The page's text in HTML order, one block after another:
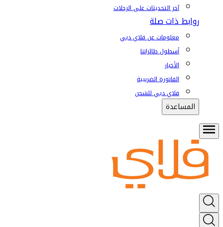
آخر التحديثات على الرحلات
روابط ذات صلة
معلومات عن فلاي دبي
أسطول طائراتنا
الأخبار
الفاتورة الضريبية
فلاي دبي للشحن
المساعدة